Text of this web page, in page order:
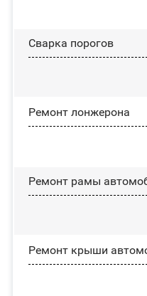
Сварка порогов
Ремонт лонжерона
Ремонт рамы
Ремонт крыши